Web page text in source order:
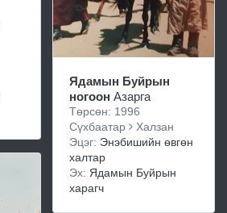
Ядамын Буйрын
ногоон Азарга
Төрсөн: 1996
Сүхбаатар
Халзан
Эцэг: Энэбишийн өвгөн
халтар
Эх: Ядамын Буйрын
харагч